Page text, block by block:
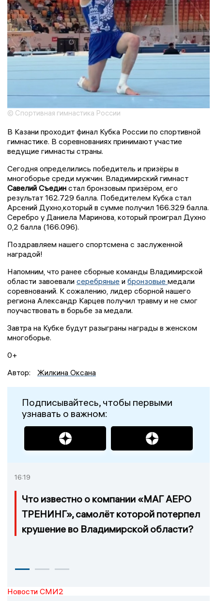
© Спортивная гимнастика России
В Казани проходит финал Кубка России по спортивной
гимнастике. В соревнованиях принимают участие
ведущие гимнасты страны.
Сегодня определились победитель и призёры в
многоборье среди мужчин. Владимирский гимнаст
Савелий Съедин стал бронзовым призёром, его
результат 162.729 балла. Победителем Кубка стал
Арсений Духно,который в сумме получил 166.329 балла.
Серебро у Даниела Маринова, который проиграл Духно
0,2 балла (166.096).
Поздравляем нашего спортсмена с заслуженной
наградой!
Напомним, что ранее сборные команды Владимирской
области завоевали серебряные и бронзовые медали
соревнований. К сожалению, лидер сборной нашего
региона Александр Карцев получил травму и не смог
поучаствовать в борьбе за медали.
Завтра на Кубке будут разыграны награды в женском
многоборье.
0+
Автор:
Жилкина Оксана
Подписывайтесь, чтобы первыми
узнавать о важном:
16:19
Что известно о компании «МАГ АЕРО
ТРЕНИНГ», самолёт которой потерпел
крушение во Владимирской области?
Новости СМИ2